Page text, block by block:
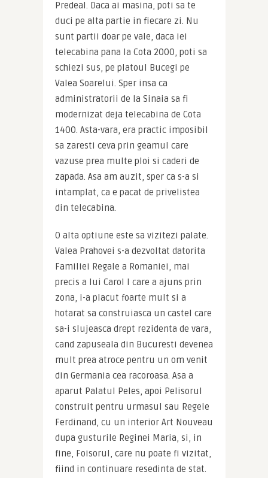
Predeal. Daca ai masina, poti sa te
duci pe alta partie in fiecare zi. Nu
sunt partii doar pe vale, daca iei
telecabina pana la Cota 2000, poti sa
schiezi sus, pe platoul Bucegi pe
Valea Soarelui. Sper insa ca
administratorii de la Sinaia sa fi
modernizat deja telecabina de Cota
1400. Asta-vara, era practic imposibil
sa zaresti ceva prin geamul care
vazuse prea multe ploi si caderi de
zapada. Asa am auzit, sper ca s-a si
intamplat, ca e pacat de privelistea
din telecabina.
O alta optiune este sa vizitezi palate.
Valea Prahovei s-a dezvoltat datorita
Familiei Regale a Romaniei, mai
precis a lui Carol I care a ajuns prin
zona, i-a placut foarte mult si a
hotarat sa construiasca un castel care
sa-i slujeasca drept rezidenta de vara,
cand zapuseala din Bucuresti devenea
mult prea atroce pentru un om venit
din Germania cea racoroasa. Asa a
aparut Palatul Peles, apoi Pelisorul
construit pentru urmasul sau Regele
Ferdinand, cu un interior Art Nouveau
dupa gusturile Reginei Maria, si, in
fine, Foisorul, care nu poate fi vizitat,
fiind in continuare resedinta de stat.